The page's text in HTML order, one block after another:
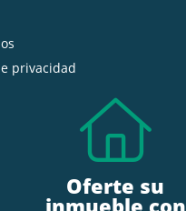
privacidad
Oferte su
inmueble con